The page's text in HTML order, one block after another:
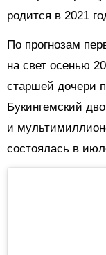
родится в 2021
По прогнозам
на свет осенью
старшей дочери
Букингемский
и
состоялась в